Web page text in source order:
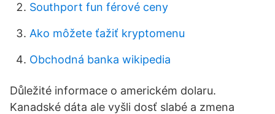
Southport fun férové ​​ceny
Ako môžete ťažiť kryptomenu
Obchodná banka wikipedia
Důležité informace o americkém dolaru.
Kanadské dáta ale vyšli dosť slabé a zmena